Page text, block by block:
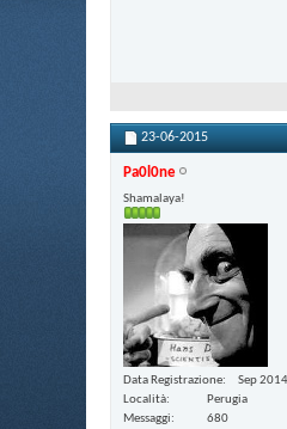
23-06-2015
Pa0l0ne
Shamalaya!
Data Registrazione
Sep 2014
Località
Perugia
Messaggi
680